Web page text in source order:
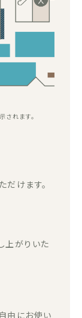
されます。
けます。
上がりいた
由にお使い